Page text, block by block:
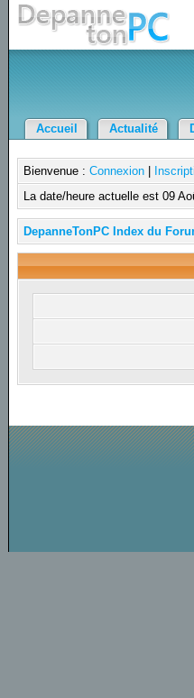
Accueil Actualité
Bienvenue :Connexion
La date/heure actuelle est 09
DepanneTonPC Index du